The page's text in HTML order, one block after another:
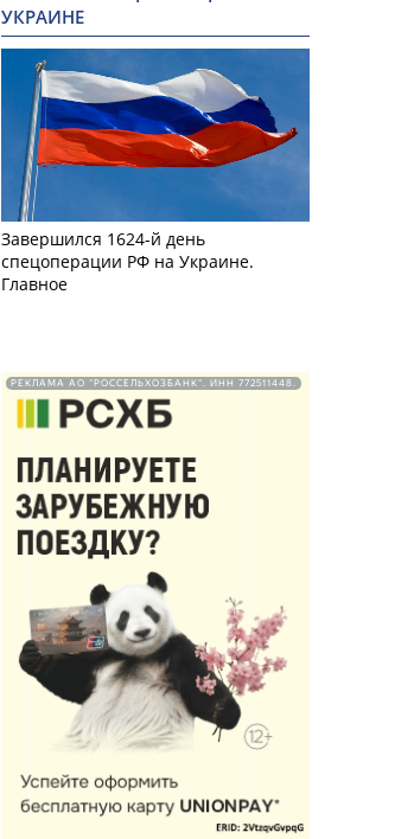
УКРАИНЕ
Завершился 1624-й день
спецоперации РФ на Украине.
Главное
РЕКЛАМА АО "РОССЕЛЬХОЗБАНК". ИНН 772511448.